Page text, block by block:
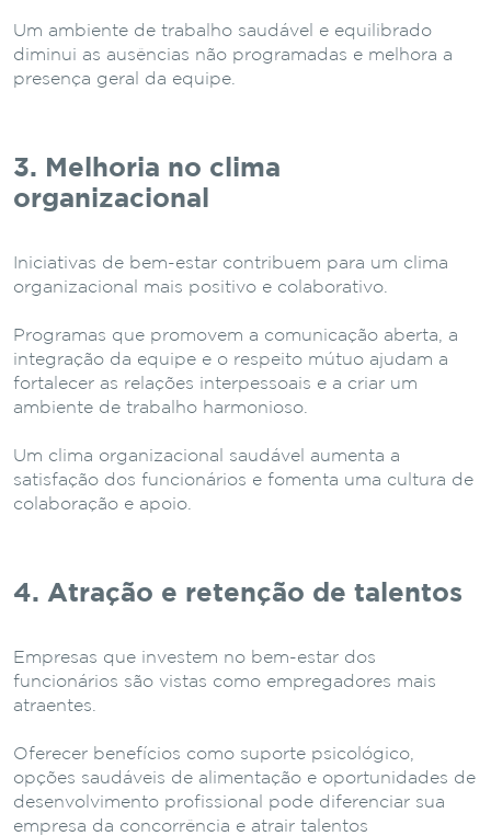
Um ambiente de trabalho saudável e equilibrado
diminui as ausências não programadas e melhora a
presença geral da equipe.
3. Melhoria no clima
organizacional
Iniciativas de bem-estar contribuem para um clima
organizacional mais positivo e colaborativo.
Programas que promovem a comunicação aberta, a
integração da equipe e o respeito mútuo ajudam a
fortalecer as relações interpessoais e a criar um
ambiente de trabalho harmonioso.
Um clima organizacional saudável aumenta a
satisfação dos funcionários e fomenta uma cultura de
colaboração e apoio.
4. Atração e retenção de talentos
Empresas que investem no bem-estar dos
funcionários são vistas como empregadores mais
atraentes.
Oferecer benefícios como suporte psicológico,
opções saudáveis de alimentação e oportunidades de
desenvolvimento profissional pode diferenciar sua
empresa da concorrência e atrair talentos